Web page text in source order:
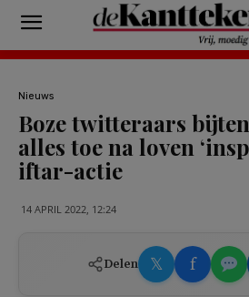
Nieuws
Boze twitteraars
alles toe na loven
iftar-actie
14 APRIL 2022, 12:24
Delen 𝕏 f